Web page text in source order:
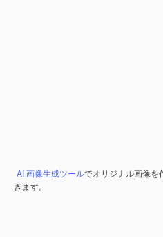
AI 画像生成ツールでオリジナル画像を
きます。